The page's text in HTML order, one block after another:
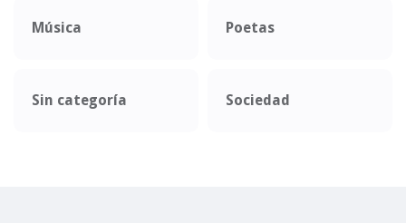
Música Poetas
Sin categoría Sociedad